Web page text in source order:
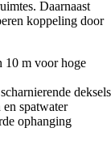
Daarnaast
koppeling door
10 m voor hoge
deksels
spatwater
ophanging